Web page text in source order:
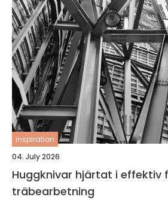
inspiration
04. July 2026
Huggknivar hjärtat i effektiv flisning och
träbearbetning